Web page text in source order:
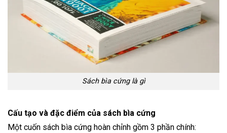
Sách bìa cứng là gì
Cấu tạo và đặc điểm của sách bìa cứng
Một cuốn sách bìa cứng hoàn chỉnh gồm 3 phần chính: